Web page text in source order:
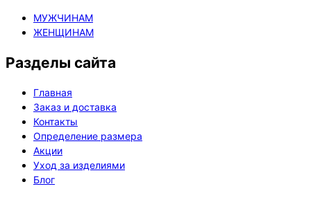
МУЖЧИНАМ
ЖЕНЩИНАМ
Разделы сайта
Главная
Заказ и доставка
Контакты
Определение размера
Акции
Уход за изделиями
Блог